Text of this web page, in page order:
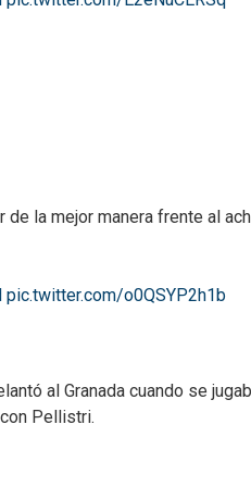
la mejor manera frente al
pic.twitter.com/o0QSYP2h1b
al Granada cuando se
Pellistri.